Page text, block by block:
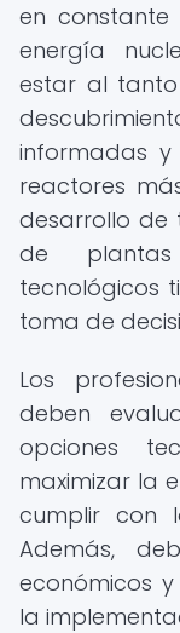
en
energía
estar al
informadas y
reactores
desarrollo de
de
tecnológicos
toma de
Los
deben
opciones
maximizar la
cumplir con
Además,
económicos
la